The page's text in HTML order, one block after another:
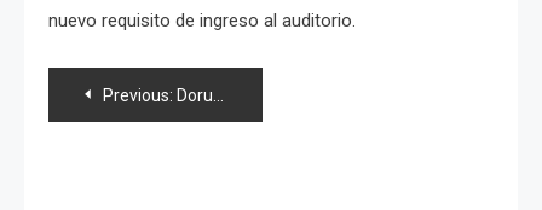
nuevo requisito de ingreso al auditorio.
Navegación
Previous: Doruwota es detenido por la policía, se le prohíbe de por vida asistir a otro evento de Nogizaka46